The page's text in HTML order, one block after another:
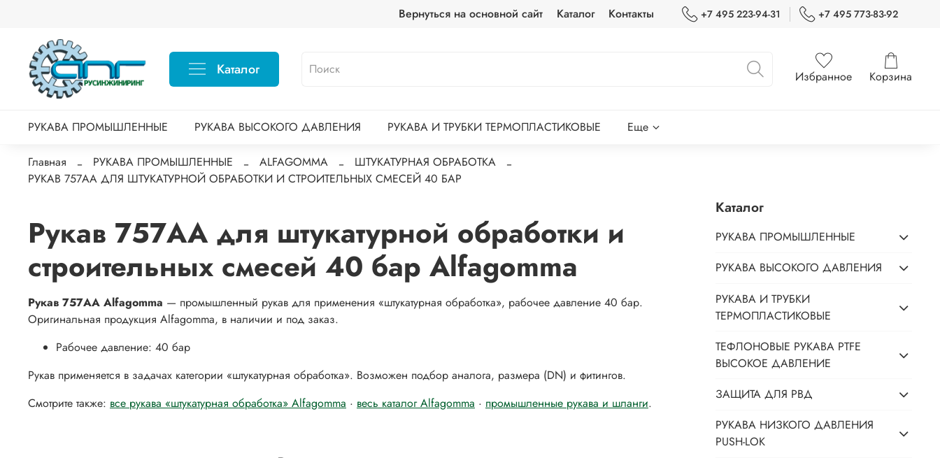
Вернуться на основной сайт Каталог Контакты +7 495 223-94-31 +7 495 773-83-92
Каталог Избранное Корзина
РУКАВА ПРОМЫШЛЕННЫЕ РУКАВА ВЫСОКОГО ДАВЛЕНИЯ РУКАВА И ТРУБКИ ТЕРМОПЛАСТИКОВЫЕ Еще
Главная РУКАВА ПРОМЫШЛЕННЫЕ ALFAGOMMA
ШТУКАТУРНАЯ ОБРАБОТКА
РУКАВ 757AA ДЛЯ ШТУКАТУРНОЙ ОБРАБОТКИ И СТРОИТЕЛЬНЫХ СМЕСЕЙ 40 БАР
Рукав 757AA для штукатурной обработки и
строительных смесей 40 бар Alfagomma
Рукав 757AA Alfagomma — промышленный рукав для применения «штукатурная обработка», рабочее давление 40 бар.
Оригинальная продукция Alfagomma, в наличии и под заказ.
Рабочее давление: 40 бар
Рукав применяется в задачах категории «штукатурная обработка». Возможен подбор аналога, размера (DN) и фитингов.
Смотрите также: все рукава «штукатурная обработка» Alfagomma · весь каталог Alfagomma · промышленные рукава и шланги.
Каталог
РУКАВА ПРОМЫШЛЕННЫЕ
РУКАВА ВЫСОКОГО ДАВЛЕНИЯ
РУКАВА И ТРУБКИ
ТЕРМОПЛАСТИКОВЫЕ
ТЕФЛОНОВЫЕ РУКАВА PTFE
ВЫСОКОЕ ДАВЛЕНИЕ
ЗАЩИТА ДЛЯ РВД
РУКАВА НИЗКОГО ДАВЛЕНИЯ
PUSH-LOK